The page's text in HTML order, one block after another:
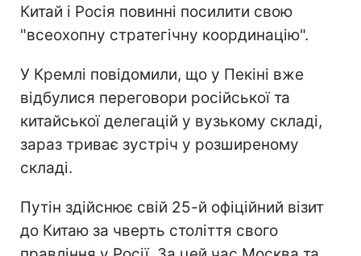
Китай і Росія повинні посилити свою
"всеохопну стратегічну координацію".
У Кремлі повідомили, що у Пекіні вже
відбулися переговори російської та
китайської делегацій у вузькому складі,
зараз триває зустріч у розширеному
складі.
Путін здійснює свій 25-й офіційний візит
до Китаю за чверть століття свого